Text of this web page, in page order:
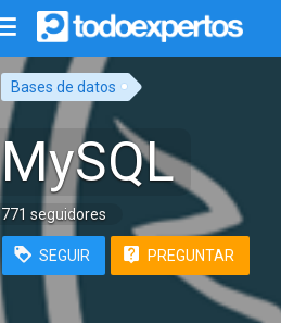
Bases de datos
MySQL
771 seguidores
SEGUIR PREGUNTAR